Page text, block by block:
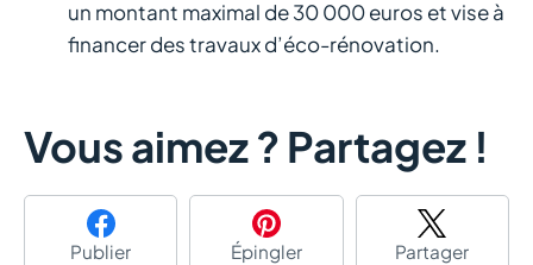
un montant maximal de 30 000 euros et vise à
financer des travaux d’éco-rénovation.
Vous aimez ? Partagez !
Publier Épingler Partager